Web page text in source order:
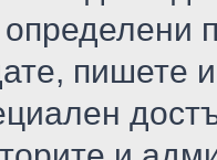
пишете